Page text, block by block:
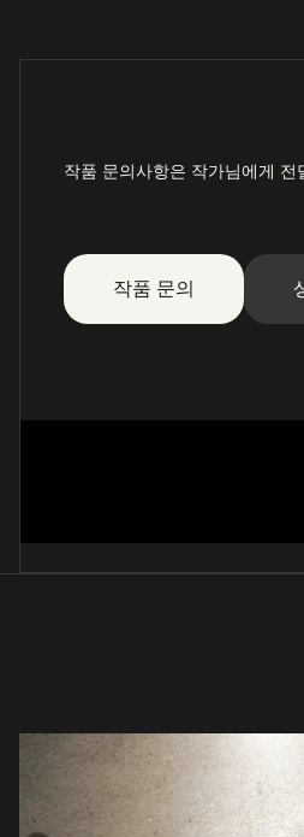
작품 문의사항은 작가님에게 전
작품 문의